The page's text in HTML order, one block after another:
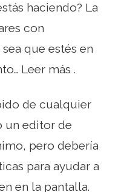
haciendo? La
con
que estés en
Leer más .
de cualquier
un editor de
pero debería
para ayudar a
en la pantalla.